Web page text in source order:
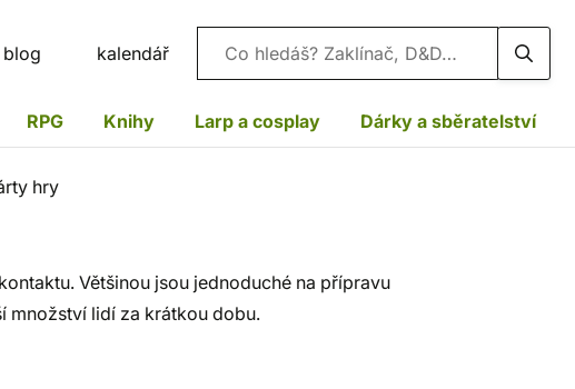
blog kalendář Vyhledávání
RPG Knihy Larp a cosplay Dárky a sběratelství
hry
Většinou jsou jednoduché na přípravu
množství lidí za krátkou dobu.